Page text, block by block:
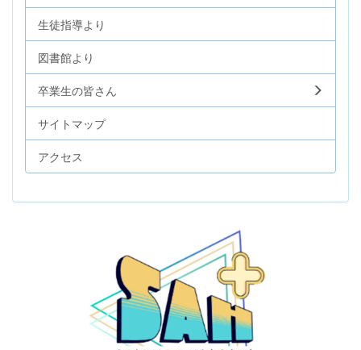
生徒指導より
図書館より
卒業生の皆さん
サイトマップ
アクセス